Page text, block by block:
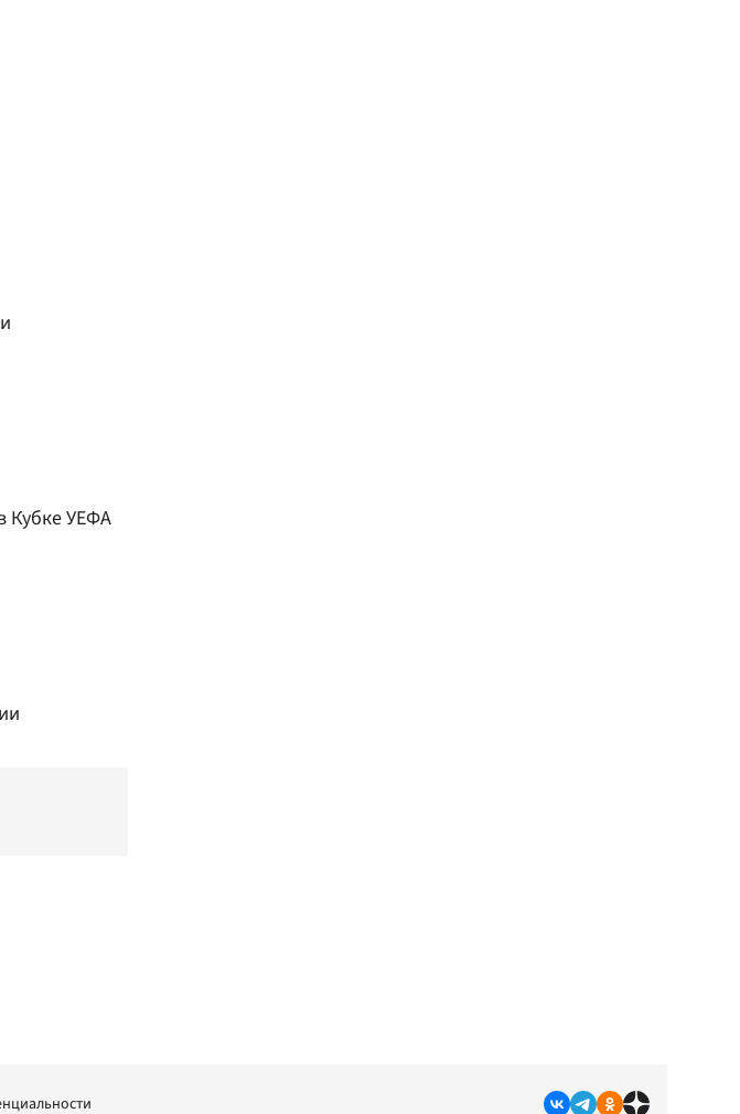
Кубке УЕФА